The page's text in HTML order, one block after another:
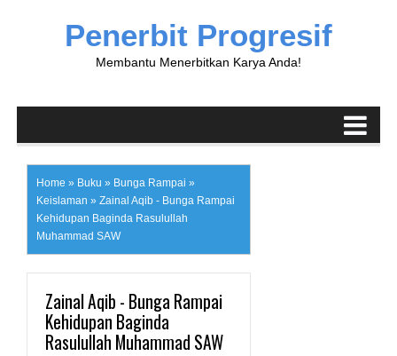
Penerbit Progresif
Membantu Menerbitkan Karya Anda!
Home » Buku » Bunga Rampai »
Keislaman » Zainal Aqib - Bunga Rampai
Kehidupan Baginda Rasulullah
Muhammad SAW
Zainal Aqib - Bunga Rampai
Kehidupan Baginda
Rasulullah Muhammad SAW